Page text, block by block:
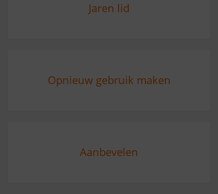
Jaren lid
Opnieuw gebruik maken
Aanbevelen